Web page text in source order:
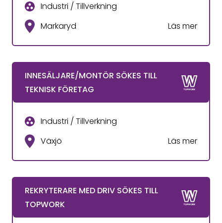
Industri / Tillverkning
Markaryd
Läs mer
INNESÄLJARE/MONTÖR SÖKES TILL
TEKNISK FÖRETAG
Industri / Tillverkning
Växjö
Läs mer
REKRYTERARE MED DRIV SÖKES TILL
TOPWORK